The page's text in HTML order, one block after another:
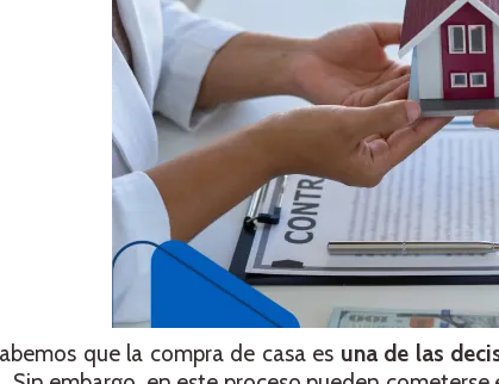
que la compra de casa es una de las